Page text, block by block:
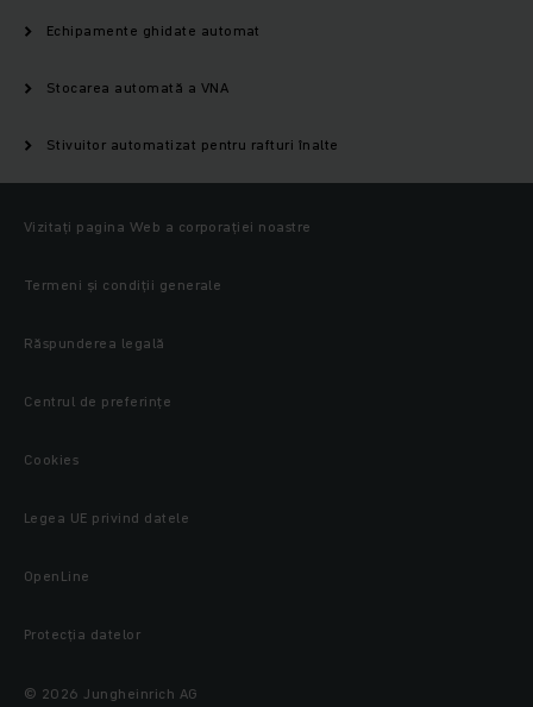
Echipamente ghidate automat
Stocarea automată a VNA
Stivuitor automatizat pentru rafturi înalte
Vizitați pagina Web a corporației noastre
Termeni și condiții generale
Răspunderea legală
Centrul de preferințe
Cookies
Legea UE privind datele
OpenLine
Protecţia datelor
© 2026 Jungheinrich AG